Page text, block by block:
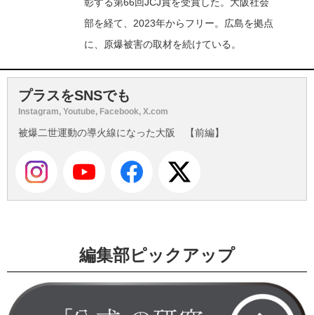
部を経て、2023年からフリー。広島を拠点
に、原爆被害の取材を続けている。
プラスをSNSでも
Instagram, Youtube, Facebook, X.com
被爆二世運動の導火線になった大阪 【前編】
編集部ピックアップ